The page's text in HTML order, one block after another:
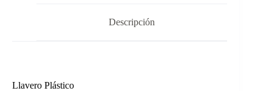
Descripción
Llavero Plástico